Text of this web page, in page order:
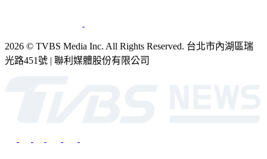
2026 © TVBS Media Inc. All Rights Reserved. 台北市內湖區瑞
光路451號 | 聯利媒體股份有限公司